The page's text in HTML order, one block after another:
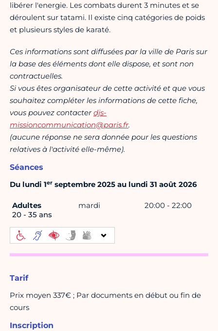
libérer l'energie. Les combats durent 3 minutes et se
déroulent sur tatami. Il existe cinq catégories de poids
et plusieurs styles de karaté.
Ces informations sont diffusées par la ville de Paris sur
la base des éléments dont elle dispose, et sont non
contractuelles.
Si vous êtes organisateur de cette activité et que vous
souhaitez compléter les informations de cette fiche,
vous pouvez contacterdjs-
missioncommunication@paris.fr.
(aucune réponse ne sera donnée pour les questions
relatives à l'activité elle-même).
Séances
Du lundi 1er septembre 2025 au lundi 31 août 2026
Adultes
20 - 35 ans
mardi 20:00 - 22:00
Tarif
Prix moyen 337€ ; Par documents en début ou fin de
cours
Inscription